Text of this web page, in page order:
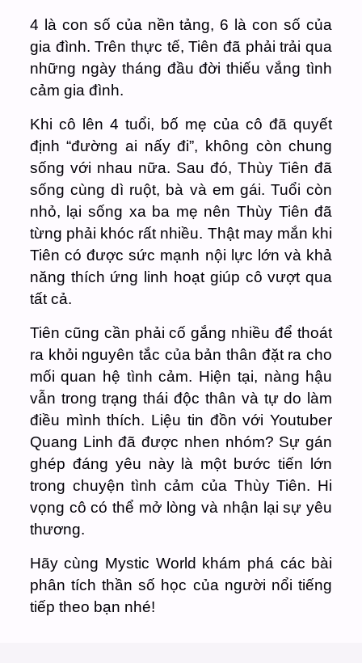
4 là con số của nền tảng, 6 là con số của
gia đình. Trên thực tế, Tiên đã phải trải qua
những ngày tháng đầu đời thiếu vắng tình
cảm gia đình.
Khi cô lên 4 tuổi, bố mẹ của cô đã quyết
định “đường ai nấy đi”, không còn chung
sống với nhau nữa. Sau đó, Thùy Tiên đã
sống cùng dì ruột, bà và em gái. Tuổi còn
nhỏ, lại sống xa ba mẹ nên Thùy Tiên đã
từng phải khóc rất nhiều. Thật may mắn khi
Tiên có được sức mạnh nội lực lớn và khả
năng thích ứng linh hoạt giúp cô vượt qua
tất cả.
Tiên cũng cần phải cố gắng nhiều để thoát
ra khỏi nguyên tắc của bản thân đặt ra cho
mối quan hệ tình cảm. Hiện tại, nàng hậu
vẫn trong trạng thái độc thân và tự do làm
điều mình thích. Liệu tin đồn với Youtuber
Quang Linh đã được nhen nhóm? Sự gán
ghép đáng yêu này là một bước tiến lớn
trong chuyện tình cảm của Thùy Tiên. Hi
vọng cô có thể mở lòng và nhận lại sự yêu
thương.
Hãy cùng Mystic World khám phá các bài
phân tích thần số học của người nổi tiếng
tiếp theo bạn nhé!